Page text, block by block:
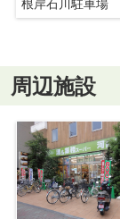
根岸石川駐車場
周辺施設